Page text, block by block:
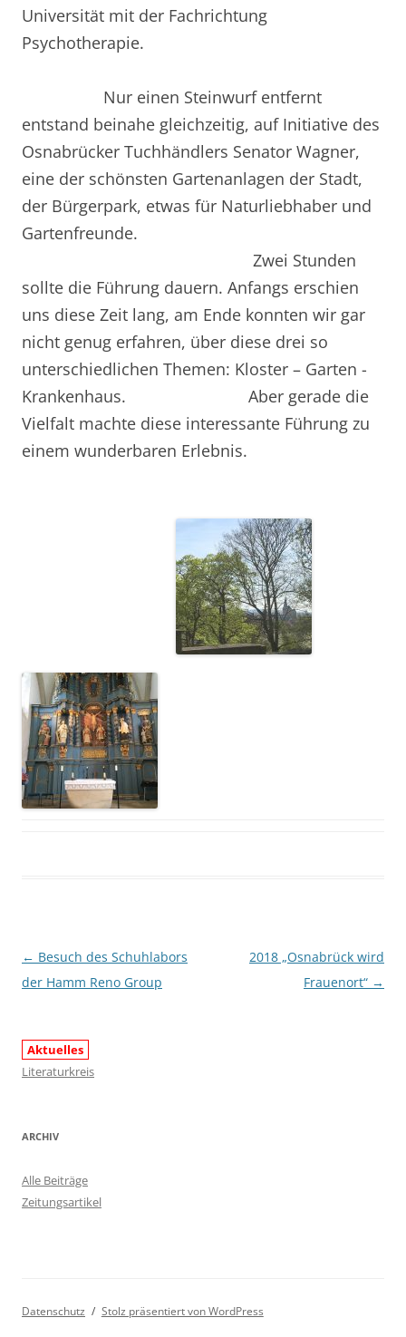
Universität mit der Fachrichtung
Psychotherapie.
Nur einen Steinwurf entfernt
entstand beinahe gleichzeitig, auf Initiative des
Osnabrücker Tuchhändlers Senator Wagner,
eine der schönsten Gartenanlagen der Stadt,
der Bürgerpark, etwas für Naturliebhaber und
Gartenfreunde.
Zwei Stunden
sollte die Führung dauern. Anfangs erschien
uns diese Zeit lang, am Ende konnten wir gar
nicht genug erfahren, über diese drei so
unterschiedlichen Themen: Kloster – Garten -
Krankenhaus. Aber gerade die
Vielfalt machte diese interessante Führung zu
einem wunderbaren Erlebnis.
Beitragsnavigation
← Besuch des Schuhlabors
der Hamm Reno Group
2018 „Osnabrück wird
Frauenort“ →
Aktuelles
Literaturkreis
ARCHIV
Alle Beiträge
Zeitungsartikel
Datenschutz Stolz präsentiert von WordPress